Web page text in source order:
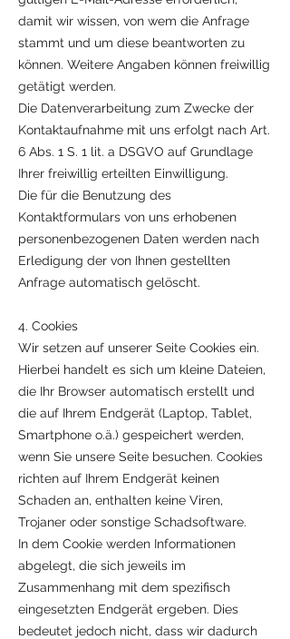
damit wir wissen, von wem die Anfrage
stammt und um diese beantworten zu
können. Weitere Angaben können freiwillig
getätigt werden.
Die Datenverarbeitung zum Zwecke der
Kontaktaufnahme mit uns erfolgt nach Art.
6 Abs. 1 S. 1 lit. a DSGVO auf Grundlage
Ihrer freiwillig erteilten Einwilligung.
Die für die Benutzung des
Kontaktformulars von uns erhobenen
personenbezogenen Daten werden nach
Erledigung der von Ihnen gestellten
Anfrage automatisch gelöscht.
4. Cookies
Wir setzen auf unserer Seite Cookies ein.
Hierbei handelt es sich um kleine Dateien,
die Ihr Browser automatisch erstellt und
die auf Ihrem Endgerät (Laptop, Tablet,
Smartphone o.ä.) gespeichert werden,
wenn Sie unsere Seite besuchen. Cookies
richten auf Ihrem Endgerät keinen
Schaden an, enthalten keine Viren,
Trojaner oder sonstige Schadsoftware.
In dem Cookie werden Informationen
abgelegt, die sich jeweils im
Zusammenhang mit dem spezifisch
eingesetzten Endgerät ergeben. Dies
bedeutet jedoch nicht, dass wir dadurch